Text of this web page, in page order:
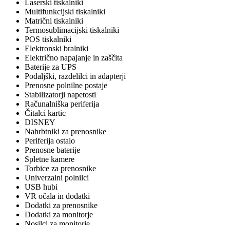
Laserski tiskalniki
Multifunkcijski tiskalniki
Matrični tiskalniki
Termosublimacijski tiskalniki
POS tiskalniki
Elektronski bralniki
Električno napajanje in zaščita
Baterije za UPS
Podaljški, razdelilci in adapterji
Prenosne polnilne postaje
Stabilizatorji napetosti
Računalniška periferija
Čitalci kartic
DISNEY
Nahrbtniki za prenosnike
Periferija ostalo
Prenosne baterije
Spletne kamere
Torbice za prenosnike
Univerzalni polnilci
USB hubi
VR očala in dodatki
Dodatki za prenosnike
Dodatki za monitorje